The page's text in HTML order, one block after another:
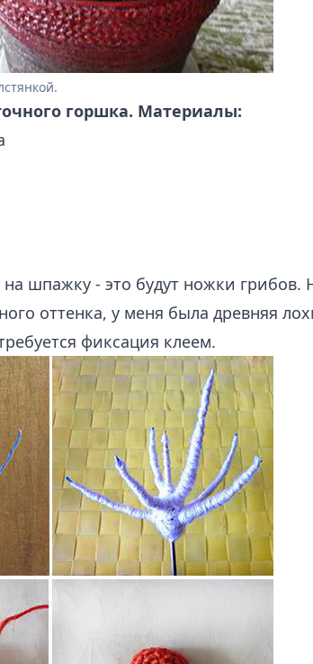
горшка. Материалы:
шпажку - это будут ножки грибов.
оттенка, у меня была древняя
фиксация клеем.